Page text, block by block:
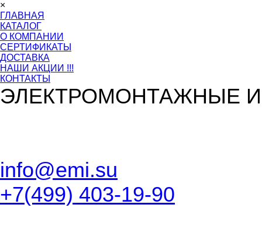
×
ГЛАВНАЯ
КАТАЛОГ
О КОМПАНИИ
СЕРТИФИКАТЫ
ДОСТАВКА
НАШИ АКЦИИ !!!
КОНТАКТЫ
ЭЛЕКТРОМОНТАЖНЫЕ
info@emi.su
+7(499) 403-19-90